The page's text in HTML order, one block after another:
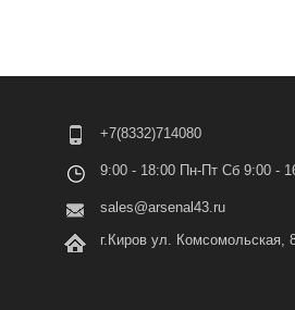
+7(8332)714080
9:00 - 18:00 Пн-Пт Сб 9:00 -
sales@arsenal43.ru
г.Киров ул. Комсомольская,